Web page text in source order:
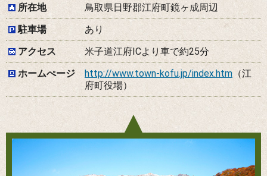
所在地
鳥取県日野郡江府町鏡ヶ成周辺
駐車場
あり
アクセス
米子道江府ICより車で約25分
ホームぺージ
http://www.town-kofu.jp/index.htm （江
府町役場）